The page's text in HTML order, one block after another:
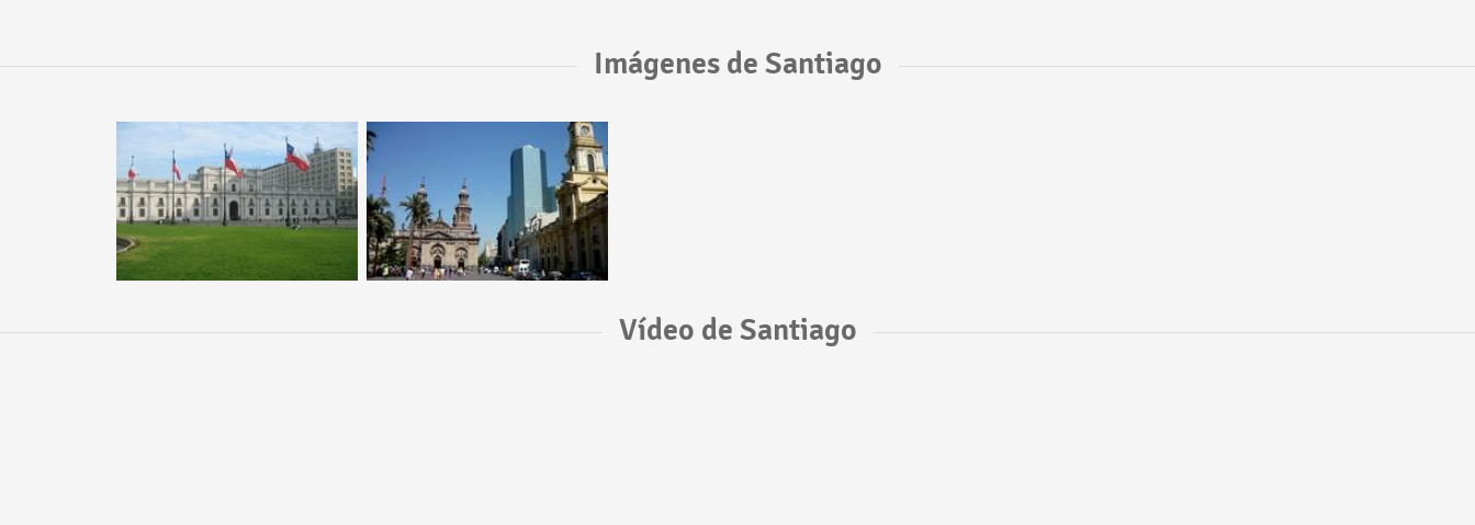
Imágenes de Santiago
Vídeo de Santiago